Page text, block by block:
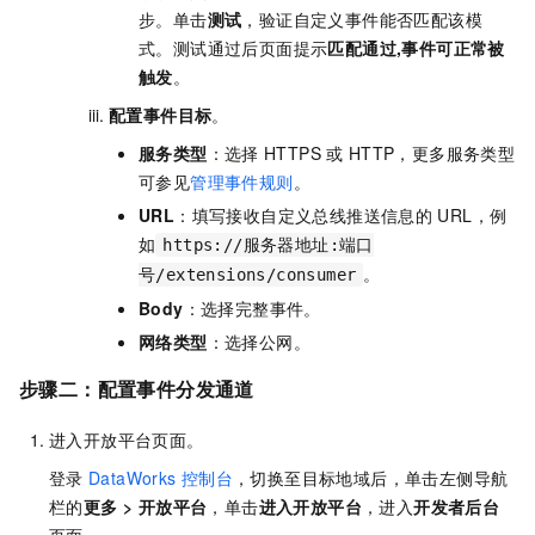
步。单击测试 ，验证自定义事件能否匹配该模
式。测试通过后页面提示匹配通过,事件可正常被
触发。
配置事件目标。
服务类型 ：选择 HTTPS 或 HTTP，更多服务类型
可参见管理事件规则。
URL ：填写接收自定义总线推送信息的 URL，例
如 https://服务器地址:端口
号/extensions/consumer 。
Body ：选择完整事件。
网络类型 ：选择公网。
步骤二：配置事件分发通道
进入开放平台页面。
登录 DataWorks 控制台 ，切换至目标地域后，单击左侧导航
栏的更多 > 开放平台 ，单击进入开放平台 ，进入开发者后台